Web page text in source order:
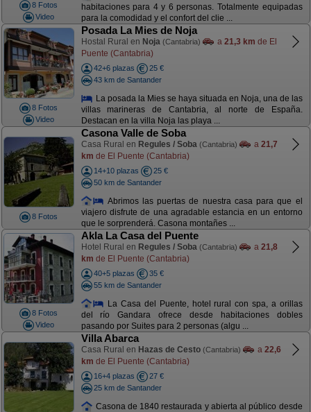
8 Fotos
Video
habitaciones para 4 y 6 personas. Totalmente equipadas
para la comodidad y el confort del clie ...
8 Fotos
Video
Posada La Mies de Noja
Hostal Rural en Noja (Cantabria) a 21,3 km de El
Puente (Cantabria)
42+6 plazas
25 €
43 km de Santander
La posada la Mies se haya situada en Noja, una de las
villas marineras de Cantabria, al norte de España.
Destacan en la villa Noja las playa ...
8 Fotos
Casona Valle de Soba
Casa Rural en Regules / Soba (Cantabria) a 21,7
km de El Puente (Cantabria)
14+10 plazas
25 €
50 km de Santander
Abrimos las puertas de nuestra casa para que el
viajero disfrute de una agradable estancia en un entorno
que le sorprenderá. Casona montañes ...
8 Fotos
Video
Akla La Casa del Puente
Hotel Rural en Regules / Soba (Cantabria) a 21,8
km de El Puente (Cantabria)
40+5 plazas
35 €
55 km de Santander
La Casa del Puente, hotel rural con spa, a orillas
del río Gandara ofrece desde habitaciones dobles
pasando por Suites para 2 personas (algu ...
Villa Abarca
Casa Rural en Hazas de Cesto (Cantabria) a 22,6
km de El Puente (Cantabria)
16+4 plazas
27 €
25 km de Santander
Casona de 1840 restaurada y abierta al público desde